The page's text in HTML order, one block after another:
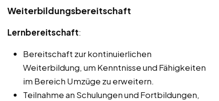
Weiterbildungsbereitschaft
Lernbereitschaft:
Bereitschaft zur kontinuierlichen
Weiterbildung, um Kenntnisse und Fähigkeiten
im Bereich Umzüge zu erweitern.
Teilnahme an Schulungen und Fortbildungen,